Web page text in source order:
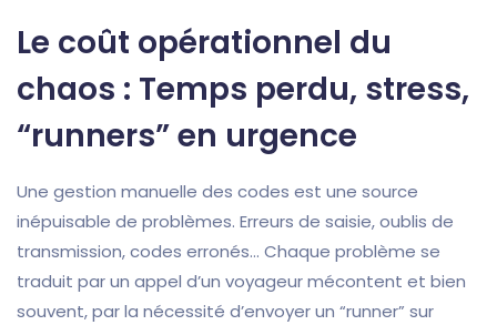
Le coût opérationnel du
chaos : Temps perdu, stress,
“runners” en urgence
Une gestion manuelle des codes est une source
inépuisable de problèmes. Erreurs de saisie, oublis de
transmission, codes erronés… Chaque problème se
traduit par un appel d’un voyageur mécontent et bien
souvent, par la nécessité d’envoyer un “runner” sur